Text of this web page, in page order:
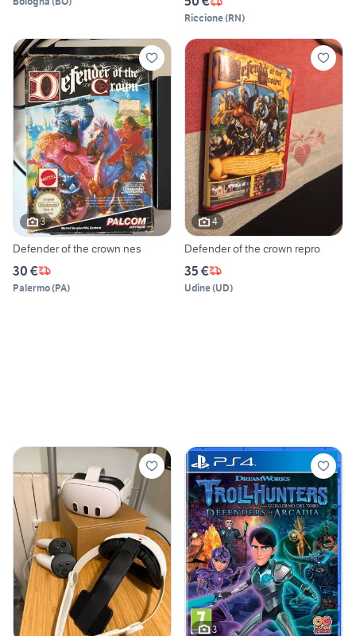
Riccione(RN)
3
Defender of the crown nes
30 €
Palermo(PA)
4
Defender of the crown repro
35 €
Udine(UD)
3